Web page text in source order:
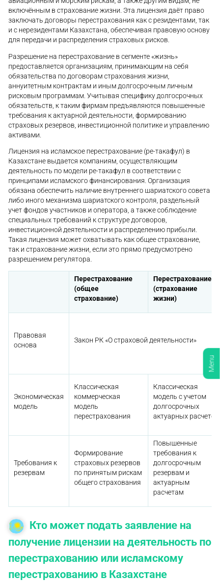
включённым в страхование жизни. Эта лицензия даёт право
заключать договоры перестрахования как с резидентами, так
и с нерезидентами Казахстана, обеспечивая правовую основу
для передачи и распределения страховых рисков.
Разрешение на перестрахование в сегменте «жизнь»
предоставляется организациям, принимающим на себя
обязательства по договорам страхования жизни,
аннуитетным контрактам и иным долгосрочным личным
рисковым программам. Учитывая специфику долгосрочных
обязательств, к таким фирмам предъявляются повышенные
требования к актуарной деятельности, формированию
страховых резервов, инвестиционной политике и управлению
активами.
Лицензия на исламское перестрахование (ре-такафул) в
Казахстане выдается компаниям, осуществляющим
деятельность по модели ре-такафул в соответствии с
принципами исламского финансирования. Организация
обязана обеспечить наличие внутреннего шариатского совета
либо иного механизма шариатского контроля, раздельный
учет фондов участников и оператора, а также соблюдение
специальных требований к структуре договоров,
инвестиционной деятельности и распределению прибыли.
Такая лицензия может охватывать как общее страхование,
так и страхование жизни, если это прямо предусмотрено
разрешением регулятора.
Перестрахование
(общее
страхование)
Перестрахование
(страхование
жизни)
Правовая
основа
Закон РК «О страховой деятельности»
Экономическая
модель
Классическая
коммерческая
модель
перестрахования
Классическая
модель с учетом
долгосрочных
актуарных расчетов
Требования к
резервам
Формирование
страховых резервов
по принятым рискам
общего страхования
Повышенные
требования к
долгосрочным
резервам и
актуарным
расчетам
Кто может подать заявление на
получение лицензии на деятельность по
перестрахованию или исламскому
перестрахованию в Казахстане
Menu